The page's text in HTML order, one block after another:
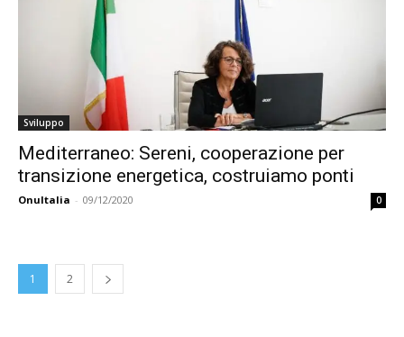
Sviluppo
Mediterraneo: Sereni, cooperazione per
transizione energetica, costruiamo ponti
OnuItalia - 09/12/2020 0
1 2